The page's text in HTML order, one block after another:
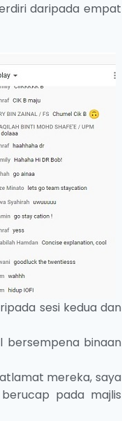
daripada empat
sesi kedua dan
bersempena binaan
mereka, saya
pada majlis